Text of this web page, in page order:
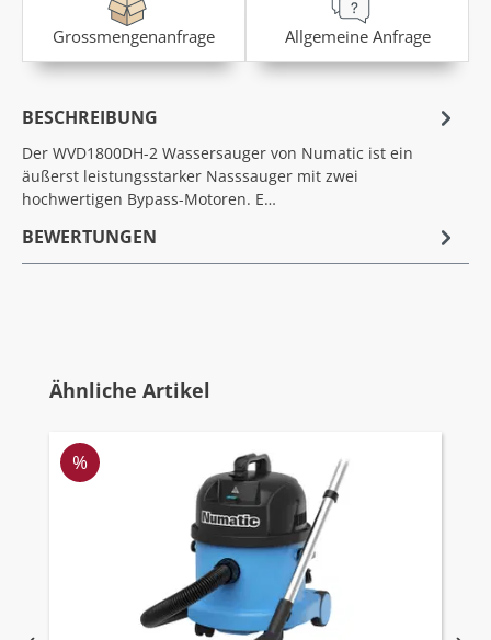
Grossmengenanfrage Allgemeine Anfrage
BESCHREIBUNG
Der WVD1800DH-2 Wassersauger von Numatic ist ein
äußerst leistungsstarker Nasssauger mit zwei
hochwertigen Bypass-Motoren. E…
BEWERTUNGEN
Produktgalerie überspringen
Ähnliche Artikel
Rabatt
%